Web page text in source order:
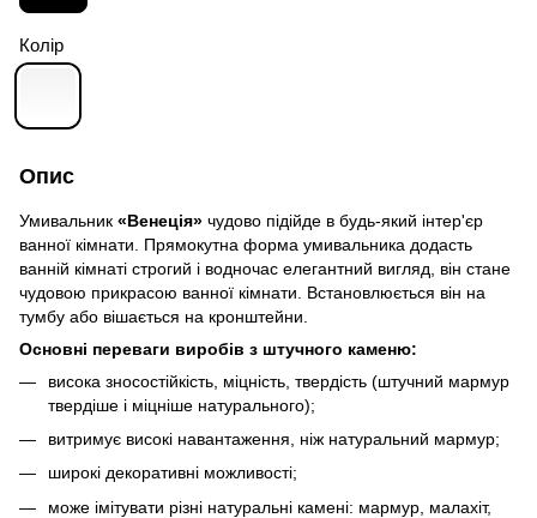
Колір
Опис
Умивальник «Венеція» чудово підійде в будь-який інтер'єр
ванної кімнати. Прямокутна форма умивальника додасть
ванній кімнаті строгий і водночас елегантний вигляд, він стане
чудовою прикрасою ванної кімнати. Встановлюється він на
тумбу або вішається на кронштейни.
Основні переваги виробів з штучного каменю:
висока зносостійкість, міцність, твердість (штучний мармур
твердіше і міцніше натурального);
витримує високі навантаження, ніж натуральний мармур;
широкі декоративні можливості;
може імітувати різні натуральні камені: мармур, малахіт,